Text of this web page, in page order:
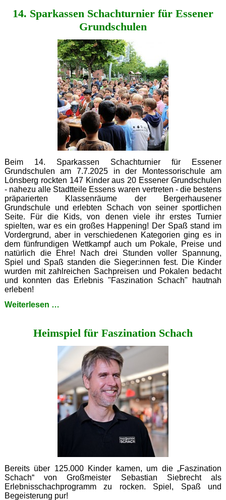
für
Grundschulen
14. Sparkassen Schachturnier für Essener
Grundschulen
Beim 14. Sparkassen Schachturnier für Essener
Grundschulen am 7.7.2025 in der Montessorischule am
Lönsberg rockten 147 Kinder aus 20 Essener Grundschulen
- nahezu alle Stadtteile Essens waren vertreten - die bestens
präparierten Klassenräume der Bergerhausener
Grundschule und erlebten Schach von seiner sportlichen
Seite. Für die Kids, von denen viele ihr erstes Turnier
spielten, war es ein großes Happening! Der Spaß stand im
Vordergrund, aber in verschiedenen Kategorien ging es in
dem fünfrundigen Wettkampf auch um Pokale, Preise und
natürlich die Ehre! Nach drei Stunden voller Spannung,
Spiel und Spaß standen die Sieger:innen fest. Die Kinder
wurden mit zahlreichen Sachpreisen und Pokalen bedacht
und konnten das Erlebnis "Faszination Schach" hautnah
erleben!
Weiterlesen …
für
Essener
Grundschulen
Heimspiel für Faszination Schach
Bereits über 125.000 Kinder kamen, um die „Faszination
Schach“ von Großmeister Sebastian Siebrecht als
Erlebnisschachprogramm zu rocken. Spiel, Spaß und
Begeisterung pur!